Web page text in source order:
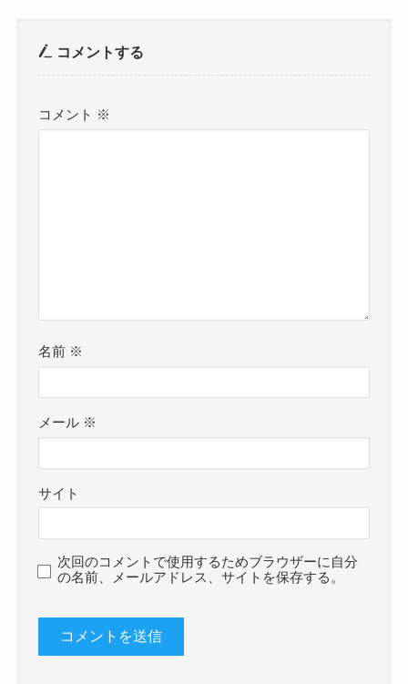
コメントする
コメント ※
名前 ※
メール ※
サイト
次回のコメントで使用するためブラウザーに自分
の名前、メールアドレス、サイトを保存する。